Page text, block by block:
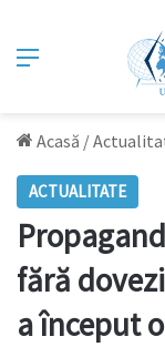
Meniu
Acasă /
ACTUALITATE
fără
a început